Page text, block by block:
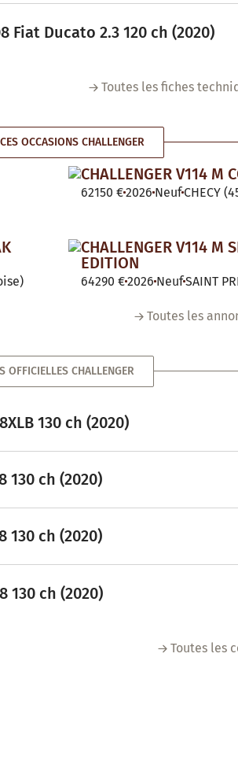
Fiat Ducato 2.3 120 ch (2020)
Toutes les fiches
OCCASIONS CHALLENGER
CHALLENGER V114 M
62150 €2026 Neuf CHECY
CHALLENGER V114 M
EDITION
64290 €2026 NeufSAINT
Toutes les
OFFICIELLES CHALLENGER
130 ch (2020)
130 ch (2020)
130 ch (2020)
130 ch (2020)
Toutes les